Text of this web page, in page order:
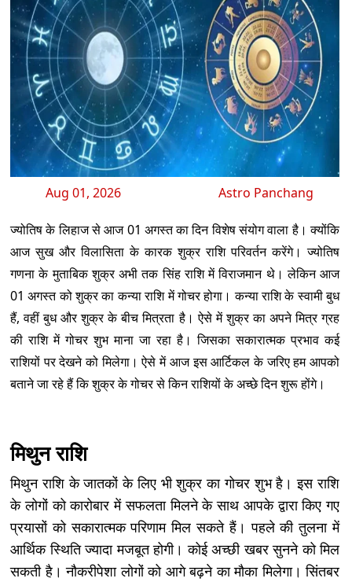
Aug 01, 2026 Astro Panchang
ज्योतिष के लिहाज से आज 01 अगस्त का दिन विशेष संयोग वाला है। क्योंकि
आज सुख और विलासिता के कारक शुक्र राशि परिवर्तन करेंगे। ज्योतिष
गणना के मुताबिक शुक्र अभी तक सिंह राशि में विराजमान थे। लेकिन आज
01 अगस्त को शुक्र का कन्या राशि में गोचर होगा। कन्या राशि के स्वामी बुध
हैं, वहीं बुध और शुक्र के बीच मित्रता है। ऐसे में शुक्र का अपने मित्र ग्रह
की राशि में गोचर शुभ माना जा रहा है। जिसका सकारात्मक प्रभाव कई
राशियों पर देखने को मिलेगा। ऐसे में आज इस आर्टिकल के जरिए हम आपको
बताने जा रहे हैं कि शुक्र के गोचर से किन राशियों के अच्छे दिन शुरू होंगे।
मिथुन राशि
मिथुन राशि के जातकों के लिए भी शुक्र का गोचर शुभ है। इस राशि
के लोगों को कारोबार में सफलता मिलने के साथ आपके द्वारा किए गए
प्रयासों को सकारात्मक परिणाम मिल सकते हैं। पहले की तुलना में
आर्थिक स्थिति ज्यादा मजबूत होगी। कोई अच्छी खबर सुनने को मिल
सकती है। नौकरीपेशा लोगों को आगे बढ़ने का मौका मिलेगा। सिंतबर